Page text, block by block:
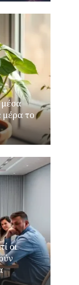
μέσα
μέρα το
οι